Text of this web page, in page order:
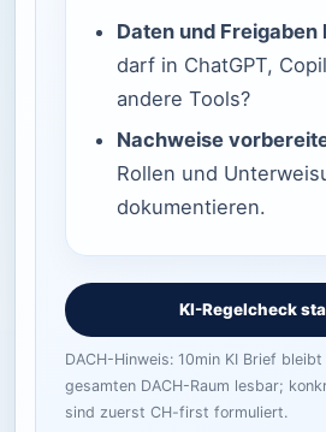
Daten und Freigaben
darf in ChatGPT,
andere Tools?
Nachweise
Rollen und
dokumentieren.
KI-Regelcheck
DACH-Hinweis: 10min KI Brief
gesamten DACH-Raum lesbar;
sind zuerst CH-first formuliert.